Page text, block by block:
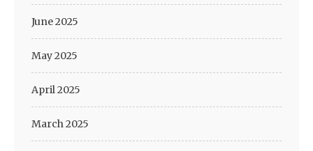
June 2025
May 2025
April 2025
March 2025